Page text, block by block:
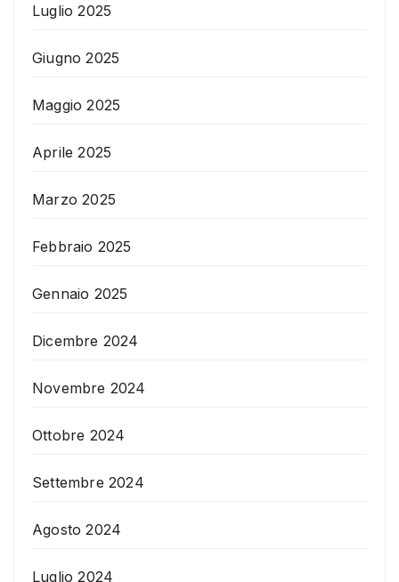
Luglio 2025
Giugno 2025
Maggio 2025
Aprile 2025
Marzo 2025
Febbraio 2025
Gennaio 2025
Dicembre 2024
Novembre 2024
Ottobre 2024
Settembre 2024
Agosto 2024
Luglio 2024